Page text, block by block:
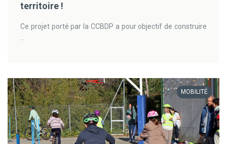
territoire !
Ce projet porté par la CCBDP a pour objectif de construire
MOBILITÉ